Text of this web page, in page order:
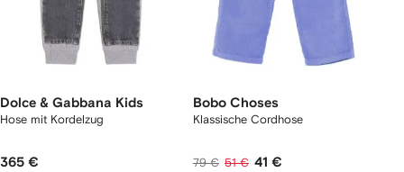
Dolce & Gabbana Kids
Hose mit Kordelzug
365 €
Bobo Choses
Klassische Cordhose
79 € 51 € 41 €